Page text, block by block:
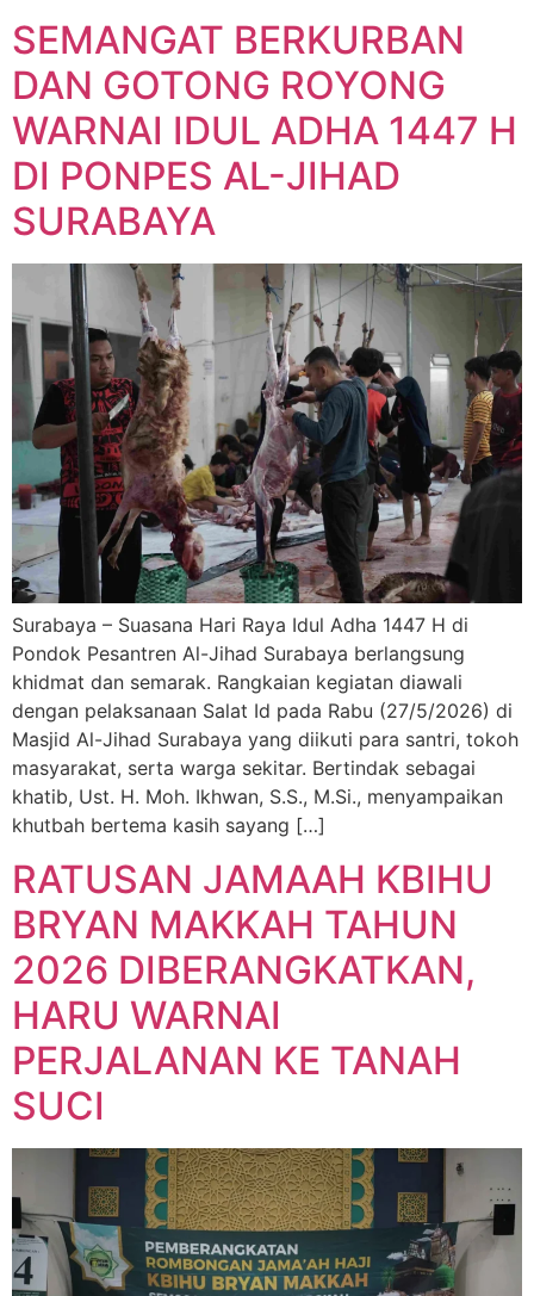
SEMANGAT BERKURBAN
DAN GOTONG ROYONG
WARNAI IDUL ADHA 1447 H
DI PONPES AL-JIHAD
SURABAYA
Surabaya – Suasana Hari Raya Idul Adha 1447 H di
Pondok Pesantren Al-Jihad Surabaya berlangsung
khidmat dan semarak. Rangkaian kegiatan diawali
dengan pelaksanaan Salat Id pada Rabu (27/5/2026) di
Masjid Al-Jihad Surabaya yang diikuti para santri, tokoh
masyarakat, serta warga sekitar. Bertindak sebagai
khatib, Ust. H. Moh. Ikhwan, S.S., M.Si., menyampaikan
khutbah bertema kasih sayang […]
RATUSAN JAMAAH KBIHU
BRYAN MAKKAH TAHUN
2026 DIBERANGKATKAN,
HARU WARNAI
PERJALANAN KE TANAH
SUCI